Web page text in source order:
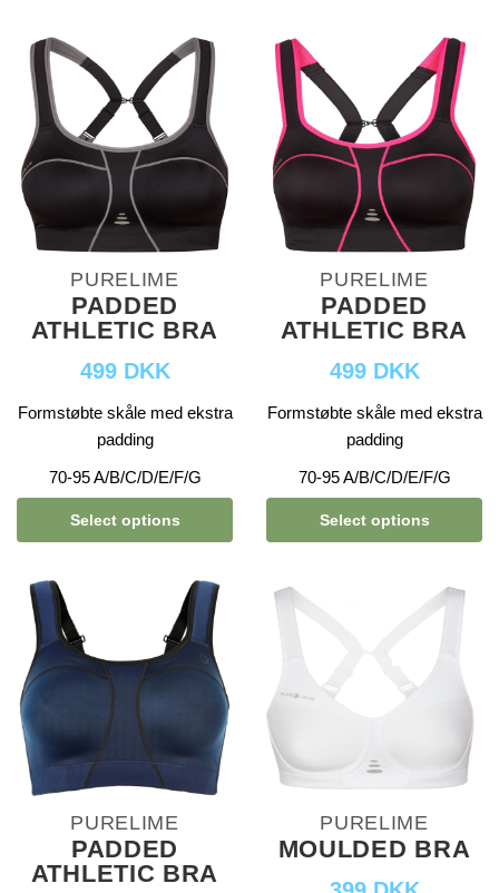
PURELIME
PADDED
ATHLETIC BRA
499 DKK
Formstøbte skåle med ekstra
padding
70-95 A/B/C/D/E/F/G
Select options
PURELIME
PADDED
ATHLETIC BRA
499 DKK
Formstøbte skåle med ekstra
padding
70-95 A/B/C/D/E/F/G
Select options
PURELIME
PADDED
ATHLETIC BRA
PURELIME
MOULDED BRA